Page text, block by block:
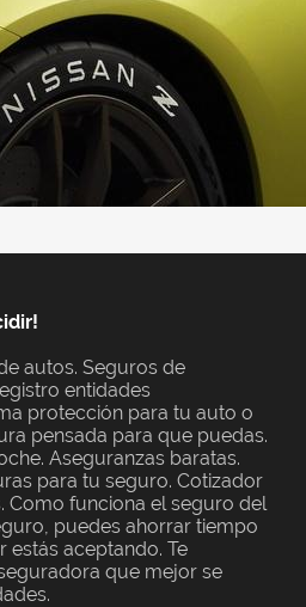
autos. Seguros de
entidades
protección para tu auto o
pensada para que puedas.
Aseguranzas baratas.
para tu seguro. Cotizador
Como funciona el seguro del
puedes ahorrar tiempo
estás aceptando. Te
que mejor se